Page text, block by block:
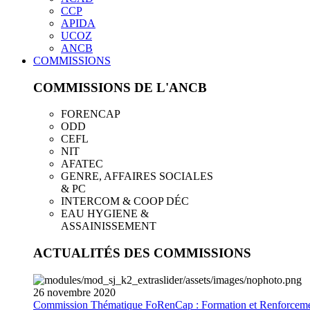
CCP
APIDA
UCOZ
ANCB
COMMISSIONS
COMMISSIONS DE L'ANCB
FORENCAP
ODD
CEFL
NIT
AFATEC
GENRE, AFFAIRES SOCIALES
& PC
INTERCOM & COOP DÉC
EAU HYGIENE &
ASSAINISSEMENT
ACTUALITÉS DES COMMISSIONS
26 novembre 2020
Commission Thématique FoRenCap : Formation et